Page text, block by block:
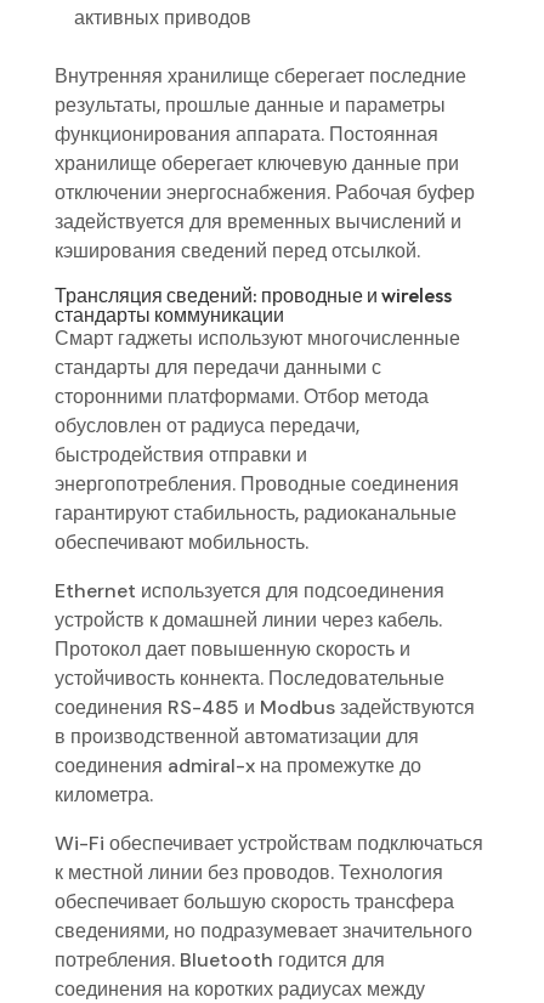
активных приводов
Внутренняя хранилище сберегает последние
результаты, прошлые данные и параметры
функционирования аппарата. Постоянная
хранилище оберегает ключевую данные при
отключении энергоснабжения. Рабочая буфер
задействуется для временных вычислений и
кэширования сведений перед отсылкой.
Трансляция сведений: проводные и wireless
стандарты коммуникации
Смарт гаджеты используют многочисленные
стандарты для передачи данными с
сторонними платформами. Отбор метода
обусловлен от радиуса передачи,
быстродействия отправки и
энергопотребления. Проводные соединения
гарантируют стабильность, радиоканальные
обеспечивают мобильность.
Ethernet используется для подсоединения
устройств к домашней линии через кабель.
Протокол дает повышенную скорость и
устойчивость коннекта. Последовательные
соединения RS-485 и Modbus задействуются
в производственной автоматизации для
соединения admiral-x на промежутке до
километра.
Wi-Fi обеспечивает устройствам подключаться
к местной линии без проводов. Технология
обеспечивает большую скорость трансфера
сведениями, но подразумевает значительного
потребления. Bluetooth годится для
соединения на коротких радиусах между